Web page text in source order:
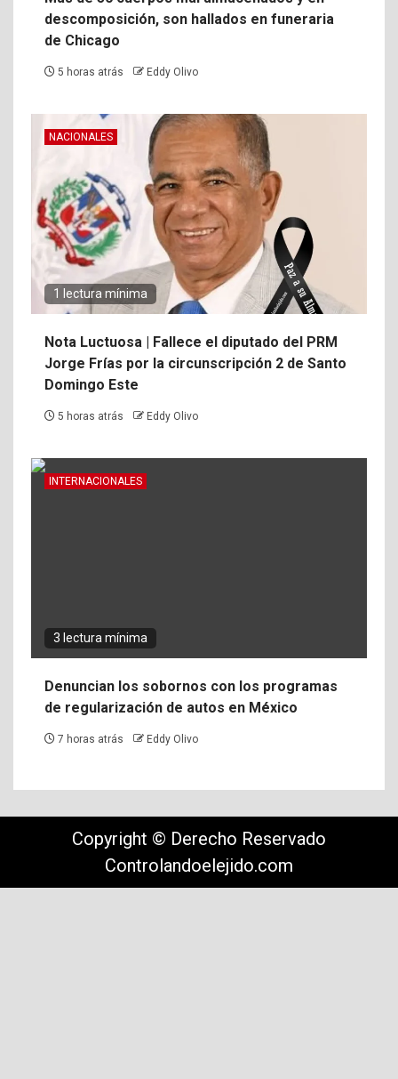
descomposición, son hallados en funeraria
de Chicago
5 horas atrás Eddy Olivo
NACIONALES
1 lectura mínima
Nota Luctuosa | Fallece el diputado del PRM
Jorge Frías por la circunscripción 2 de Santo
Domingo Este
5 horas atrás Eddy Olivo
INTERNACIONALES
3 lectura mínima
Denuncian los sobornos con los programas
de regularización de autos en México
7 horas atrás Eddy Olivo
Copyright © Derecho Reservado
Controlandoelejido.com